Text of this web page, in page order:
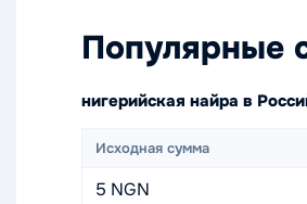
Популярные
нигерийская найра в
Исходная сумма
5 NGN